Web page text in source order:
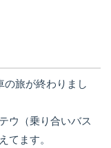
の旅が終わりまし
ウ（乗り合いバス
てます。